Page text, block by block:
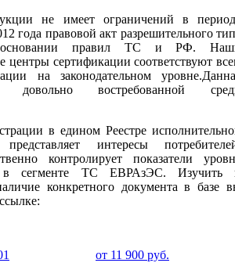
не имеет ограничений в
года правовой акт разрешительного
основании правил ТС и РФ.
центры сертификации соответствуют
на законодательном
довольно востребованной
в едином Реестре
интересы
контролирует показатели
в сегменте ТС ЕВРАзЭС. Изучить
конкретного документа в базе
от 11 900 руб.